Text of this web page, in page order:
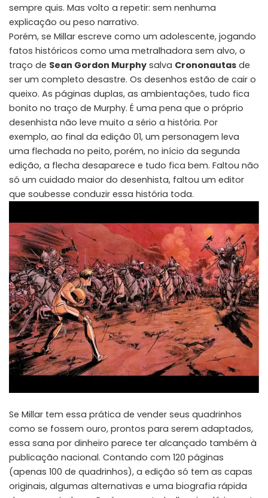
sempre quis. Mas volto a repetir: sem nenhuma
explicação ou peso narrativo.
Porém, se Millar escreve como um adolescente, jogando
fatos históricos como uma metralhadora sem alvo, o
traço de Sean Gordon Murphy salva Crononautas de
ser um completo desastre. Os desenhos estão de cair o
queixo. As páginas duplas, as ambientações, tudo fica
bonito no traço de Murphy. É uma pena que o próprio
desenhista não leve muito a sério a história. Por
exemplo, ao final da edição 01, um personagem leva
uma flechada no peito, porém, no início da segunda
edição, a flecha desaparece e tudo fica bem. Faltou não
só um cuidado maior do desenhista, faltou um editor
que soubesse conduzir essa história toda.
Se Millar tem essa prática de vender seus quadrinhos
como se fossem ouro, prontos para serem adaptados,
essa sana por dinheiro parece ter alcançado também à
publicação nacional. Contando com 120 páginas
(apenas 100 de quadrinhos), a edição só tem as capas
originais, algumas alternativas e uma biografia rápida